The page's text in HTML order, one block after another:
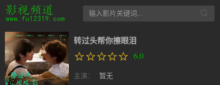
转过头帮你擦眼泪
6.0
主演：
暂无